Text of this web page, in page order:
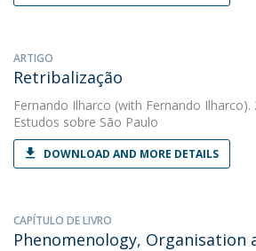
ARTIGO
Retribalização
Fernando Ilharco (with Fernando Ilharco).
Estudos sobre São Paulo
DOWNLOAD AND MORE DETAILS
CAPÍTULO DE LIVRO
Phenomenology, Organisation